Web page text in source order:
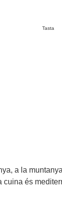
Tasta
a la
és